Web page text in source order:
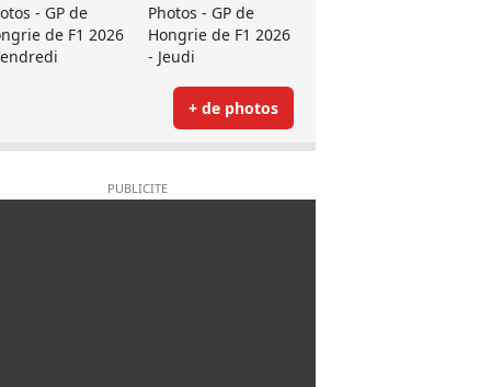
- GP de
de F1 2026
Photos - GP de
Hongrie de F1 2026
- Jeudi
+ de photos